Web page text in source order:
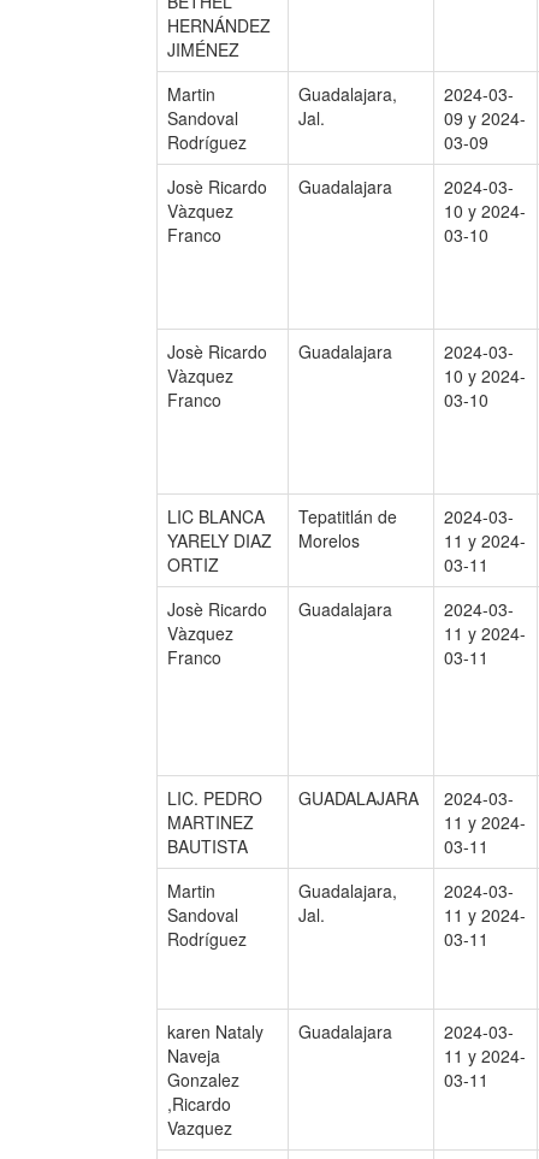
HERNÁNDEZ
JIMÉNEZ
Martin
Sandoval
Rodríguez
Guadalajara,
Jal.
2024-03-
09 y 2024-
03-09
Josè Ricardo
Vàzquez
Franco
Guadalajara
2024-03-
10 y 2024-
03-10
Josè Ricardo
Vàzquez
Franco
Guadalajara
2024-03-
10 y 2024-
03-10
LIC BLANCA
YARELY DIAZ
ORTIZ
Tepatitlán de
Morelos
2024-03-
11 y 2024-
03-11
Josè Ricardo
Vàzquez
Franco
Guadalajara
2024-03-
11 y 2024-
03-11
LIC. PEDRO
MARTINEZ
BAUTISTA
GUADALAJARA
2024-03-
11 y 2024-
03-11
Martin
Sandoval
Rodríguez
Guadalajara,
Jal.
2024-03-
11 y 2024-
03-11
karen Nataly
Naveja
Gonzalez
,Ricardo
Vazquez
Guadalajara
2024-03-
11 y 2024-
03-11